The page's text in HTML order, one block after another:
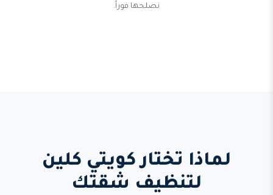
نصلحها فوراً.
لماذا تختار كويتي كلين
لتنظيف شقتك